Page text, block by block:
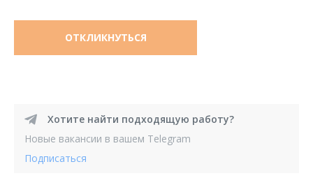
ОТКЛИКНУТЬСЯ
Хотите найти подходящую работу?
Новые вакансии в вашем Telegram
Подписаться